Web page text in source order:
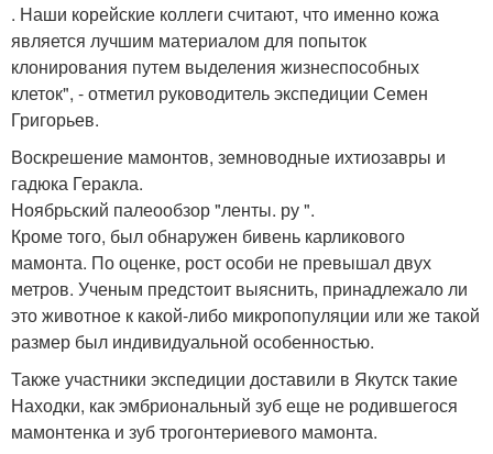
. Наши корейские коллеги считают, что именно кожа
является лучшим материалом для попыток
клонирования путем выделения жизнеспособных
клеток", - отметил руководитель экспедиции Семен
Григорьев.
Воскрешение мамонтов, земноводные ихтиозавры и
гадюка Геракла.
Ноябрьский палеообзор "ленты. ру ".
Кроме того, был обнаружен бивень карликового
мамонта. По оценке, рост особи не превышал двух
метров. Ученым предстоит выяснить, принадлежало ли
это животное к какой-либо микропопуляции или же такой
размер был индивидуальной особенностью.
Также участники экспедиции доставили в Якутск такие
Находки, как эмбриональный зуб еще не родившегося
мамонтенка и зуб трогонтериевого мамонта.